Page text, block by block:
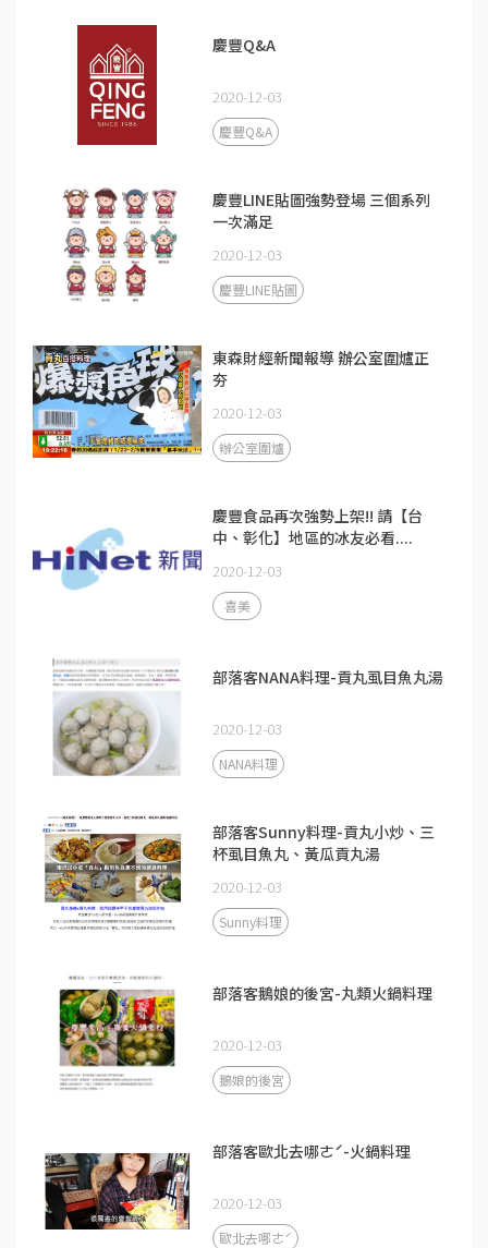
慶豐Q&A
2020-12-03
慶豐Q&A
慶豐LINE貼圖強勢登場 三個系列
一次滿足
2020-12-03
慶豐LINE貼圖
東森財經新聞報導 辦公室圍爐正
夯
2020-12-03
辦公室圍爐
慶豐食品再次強勢上架!! 請【台
中、彰化】地區的冰友必看....
2020-12-03
喜美
部落客NANA料理-貢丸虱目魚丸湯
2020-12-03
NANA料理
部落客Sunny料理-貢丸小炒、三
杯虱目魚丸、黃瓜貢丸湯
2020-12-03
Sunny料理
部落客鵝娘的後宮-丸類火鍋料理
2020-12-03
鵝娘的後宮
部落客歐北去哪ㄜˊ-火鍋料理
2020-12-03
歐北去哪ㄜˊ